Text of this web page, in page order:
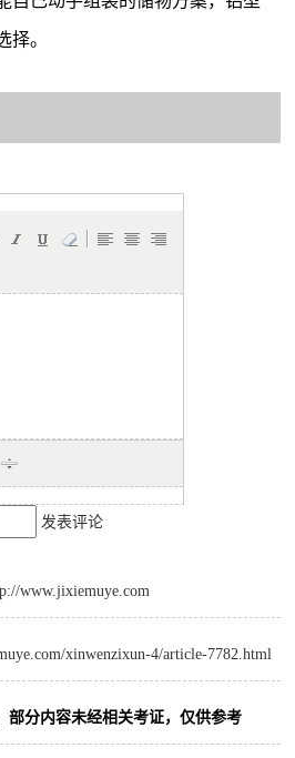
择。
发表评论
www.jixiemuye.com
xinwenzixun-4/article-7782.html
部分内容未经相关考证，仅供参考